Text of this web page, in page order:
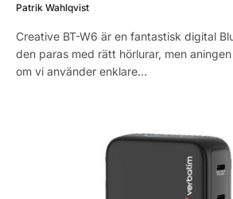
Patrik Wahlqvist
Creative BT-W6 är en fantastisk digital
den paras med rätt hörlurar, men
om vi använder enklare…